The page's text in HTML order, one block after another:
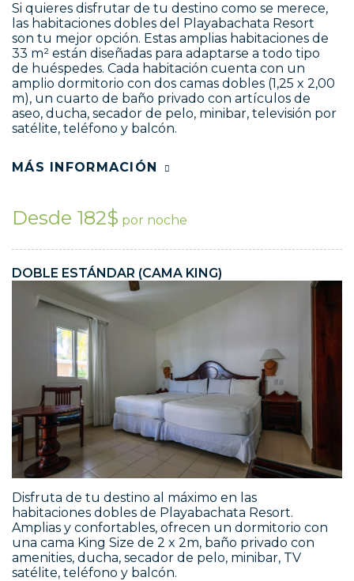
Si quieres disfrutar de tu destino como se merece,
las habitaciones dobles del Playabachata Resort
son tu mejor opción. Estas amplias habitaciones de
33 m² están diseñadas para adaptarse a todo tipo
de huéspedes. Cada habitación cuenta con un
amplio dormitorio con dos camas dobles (1,25 x 2,00
m), un cuarto de baño privado con artículos de
aseo, ducha, secador de pelo, minibar, televisión por
satélite, teléfono y balcón.
MÁS INFORMACIÓN
Desde 182$ por noche
DOBLE ESTÁNDAR (CAMA KING)
Disfruta de tu destino al máximo en las
habitaciones dobles de Playabachata Resort.
Amplias y confortables, ofrecen un dormitorio con
una cama King Size de 2 x 2m, baño privado con
amenities, ducha, secador de pelo, minibar, TV
satélite, teléfono y balcón.